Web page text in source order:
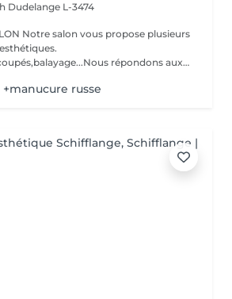
Dudelange L-3474
Notre salon vous propose plusieurs
répondons aux
russe